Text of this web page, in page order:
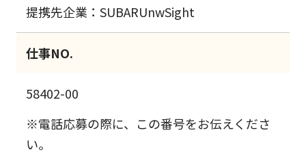
提携先企業：SUBARUnwSight
仕事NO.
58402-00
※電話応募の際に、この番号をお伝えくださ
い。